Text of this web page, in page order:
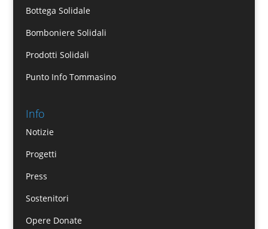
Bottega Solidale
Bomboniere Solidali
Prodotti Solidali
Punto Info Tommasino
Info
Notizie
Progetti
Press
Sostenitori
Opere Donate